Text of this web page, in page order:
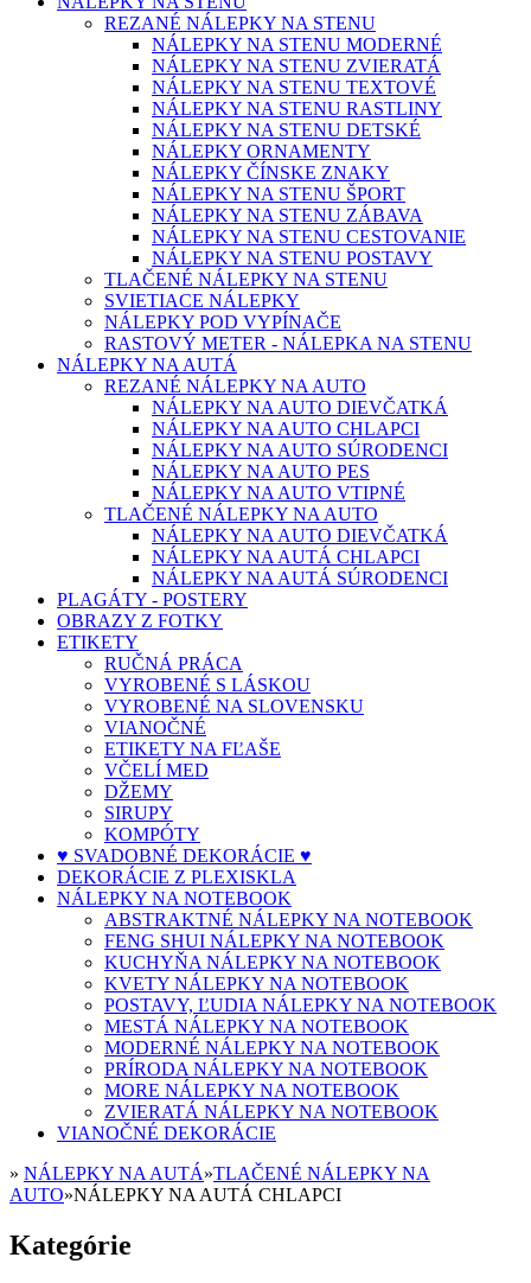
REZANÉ NÁLEPKY NA STENU
NÁLEPKY NA STENU MODERNÉ
NÁLEPKY NA STENU ZVIERATÁ
NÁLEPKY NA STENU TEXTOVÉ
NÁLEPKY NA STENU RASTLINY
NÁLEPKY NA STENU DETSKÉ
NÁLEPKY ORNAMENTY
NÁLEPKY ČÍNSKE ZNAKY
NÁLEPKY NA STENU ŠPORT
NÁLEPKY NA STENU ZÁBAVA
NÁLEPKY NA STENU CESTOVANIE
NÁLEPKY NA STENU POSTAVY
TLAČENÉ NÁLEPKY NA STENU
SVIETIACE NÁLEPKY
NÁLEPKY POD VYPÍNAČE
RASTOVÝ METER - NÁLEPKA NA STENU
NÁLEPKY NA AUTÁ
REZANÉ NÁLEPKY NA AUTO
NÁLEPKY NA AUTO DIEVČATKÁ
NÁLEPKY NA AUTO CHLAPCI
NÁLEPKY NA AUTO SÚRODENCI
NÁLEPKY NA AUTO PES
NÁLEPKY NA AUTO VTIPNÉ
TLAČENÉ NÁLEPKY NA AUTO
NÁLEPKY NA AUTO DIEVČATKÁ
NÁLEPKY NA AUTÁ CHLAPCI
NÁLEPKY NA AUTÁ SÚRODENCI
PLAGÁTY - POSTERY
OBRAZY Z FOTKY
ETIKETY
RUČNÁ PRÁCA
VYROBENÉ S LÁSKOU
VYROBENÉ NA SLOVENSKU
VIANOČNÉ
ETIKETY NA FĽAŠE
VČELÍ MED
DŽEMY
SIRUPY
KOMPÓTY
♥ SVADOBNÉ DEKORÁCIE ♥
DEKORÁCIE Z PLEXISKLA
NÁLEPKY NA NOTEBOOK
ABSTRAKTNÉ NÁLEPKY NA NOTEBOOK
FENG SHUI NÁLEPKY NA NOTEBOOK
KUCHYŇA NÁLEPKY NA NOTEBOOK
KVETY NÁLEPKY NA NOTEBOOK
POSTAVY, ĽUDIA NÁLEPKY NA NOTEBOOK
MESTÁ NÁLEPKY NA NOTEBOOK
MODERNÉ NÁLEPKY NA NOTEBOOK
PRÍRODA NÁLEPKY NA NOTEBOOK
MORE NÁLEPKY NA NOTEBOOK
ZVIERATÁ NÁLEPKY NA NOTEBOOK
VIANOČNÉ DEKORÁCIE
» NÁLEPKY NA AUTÁ»TLAČENÉ NÁLEPKY NA
AUTO»NÁLEPKY NA AUTÁ CHLAPCI
Kategórie